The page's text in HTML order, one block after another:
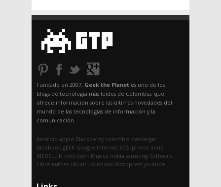
Fundado en 2007, Geek the Planet es uno de los
blogs de tecnología más leídos de Colombia, que
ofrece información sobre las últimas novedades del
mundo de las tecnologías de información y la
comunicación.
Android apple Blackberry colombia descargar
facebook gEEK Google internet iOS iphone linux
MEDELLIN microsoft Musica nokia samsung Software
Libre twitter ubuntu windows Wordpress youtube